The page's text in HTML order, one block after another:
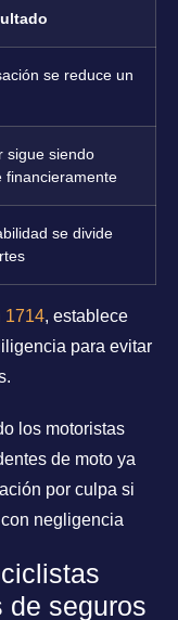
se reduce un
sigue siendo
financieramente
se divide
1714, establece
para evitar
los motoristas
de moto ya
por culpa si
negligencia
de seguros